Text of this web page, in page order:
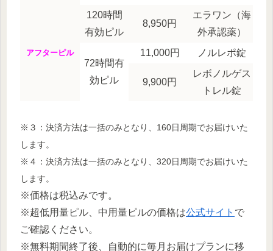
アフターピル
120時間
有効ピル
8,950円
エラワン（海
外承認薬）
72時間有
効ピル
11,000円 ノルレポ錠
9,900円
レボノルゲス
トレル錠
※３：決済方法は一括のみとなり、160日周期でお届けいた
します。
※４：決済方法は一括のみとなり、320日周期でお届けいた
します。
※価格は税込みです。
※超低用量ピル、中用量ピルの価格は公式サイト で
ご確認ください。
※無料期間終了後、自動的に毎月お届けプランに移